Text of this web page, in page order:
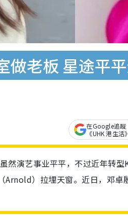
做老板 星途平
在Google追蹤
《UHK 港生活》
演艺事业平平，不过近年转型
）拉埋天窗。近日，邓卓